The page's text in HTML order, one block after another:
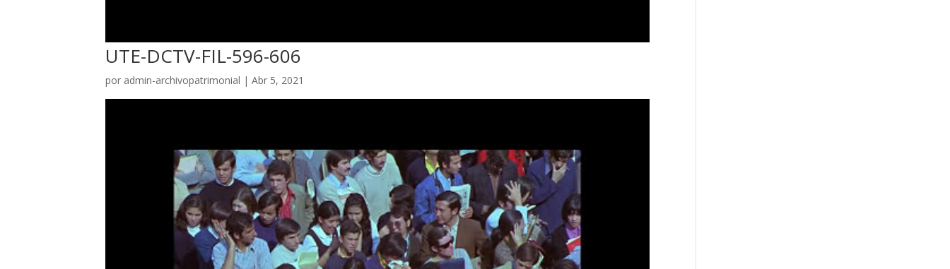
UTE-DCTV-FIL-596-606
por admin-archivopatrimonial |Abr 5, 2021